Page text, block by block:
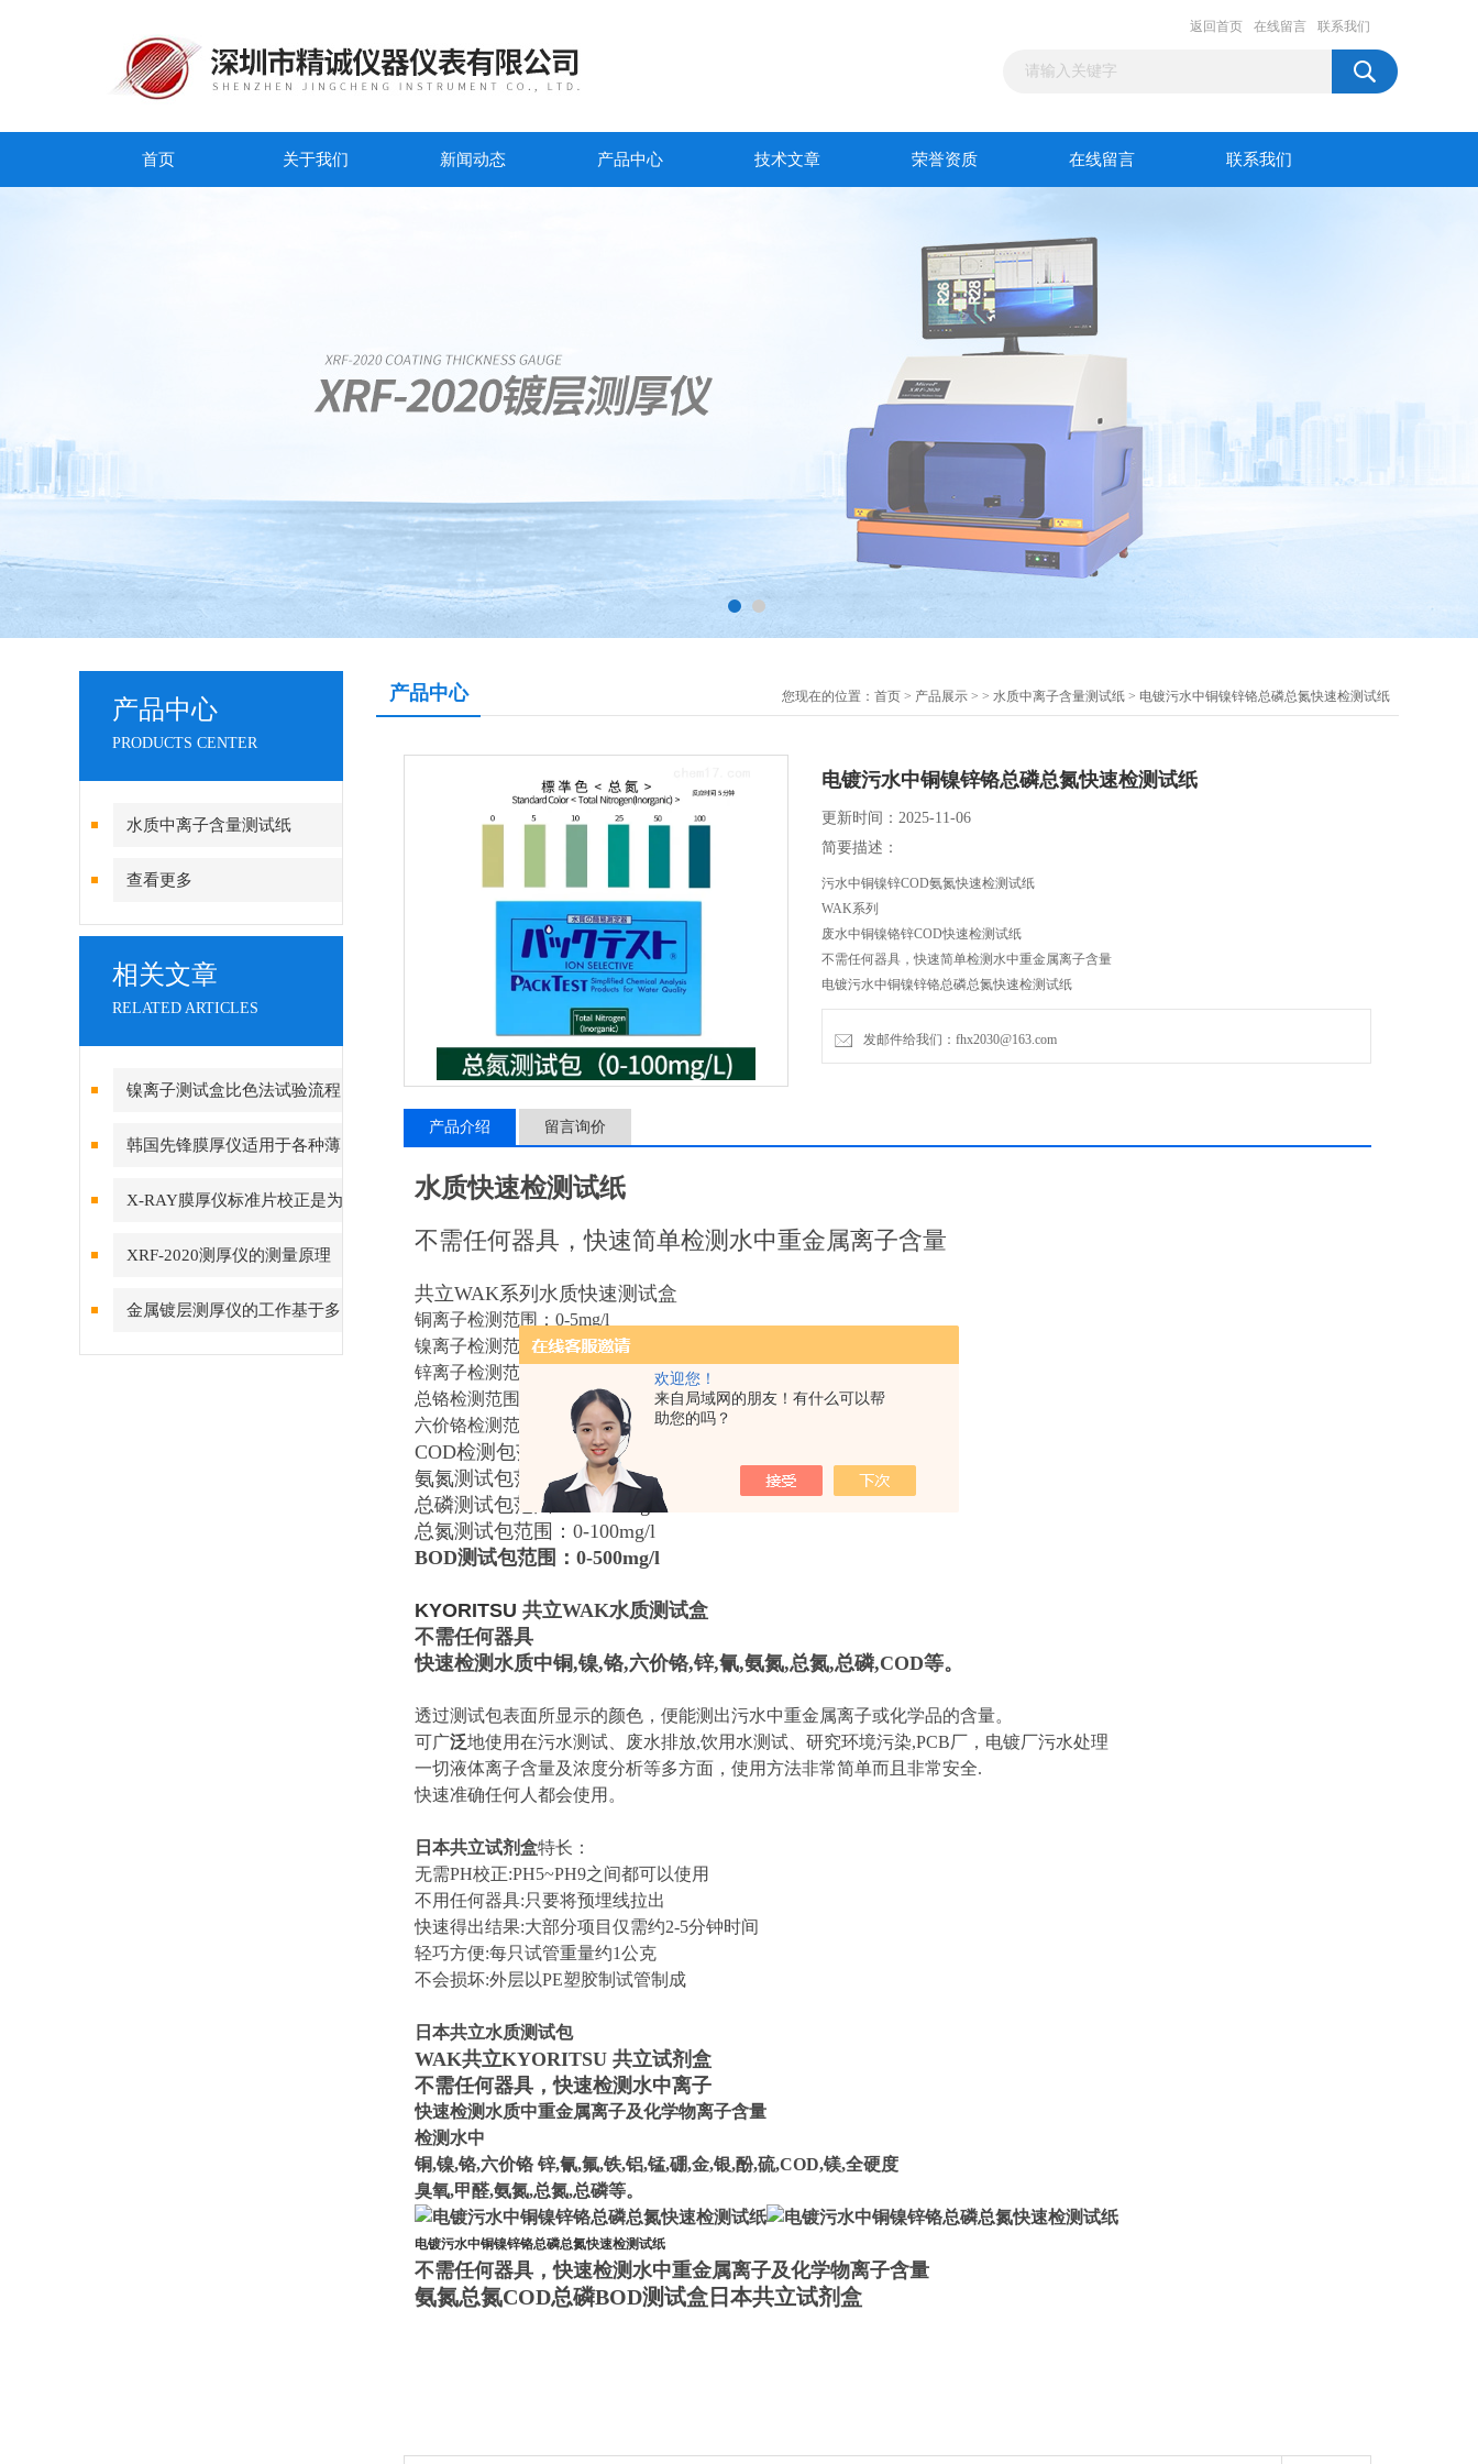
欢迎您！
来自局域网的朋友！有什么可以帮
助您的吗？
返回首页 在线留言 联系我们
首页 关于我们 新闻动态 产品中心 技术文章 荣誉资质 在线留言 联系我们
产品中心
PRODUCTS CENTER
水质中离子含量测试纸
查看更多
相关文章
RELATED ARTICLES
镍离子测试盒比色法试验流程
韩国先锋膜厚仪适用于各种薄
膜材料的测量
X-RAY膜厚仪标准片校正是为
XRF-2020测厚仪的测量原理
基于荧光X射线技术
金属镀层测厚仪的工作基于多
种物理或化学原理
产品中心 您现在的位置： 首页 > 产品展示 > > 水质中离子含量测试纸 > 电镀污水中铜镍锌铬总磷总氮快速检测试纸
电镀污水中铜镍锌铬总磷总氮快速检测试纸
更新时间：2025-11-06
简要描述：
污水中铜镍锌COD氨氮快速检测试纸
WAK系列
废水中铜镍铬锌COD快速检测试纸
不需任何器具，快速简单检测水中重金属离子含量
电镀污水中铜镍锌铬总磷总氮快速检测试纸
发邮件给我们：fhx2030@163.com
产品介绍 留言询价
水质快速检测试纸
不需任何器具，快速简单检测水中重金属离子含量
共立WAK系列水质快速测试盒
铜离子检测范围：0-5mg/l
镍离子检测范围：0.3-10mg/l
锌离子检测范围：0-5mg/l
总铬检测范围：0.5-20mg/l
六价铬检测范围：0.05-2mg/l
COD检测包范围：0-100或0-250mg/l
氨氮测试包范围：0.2-10或0-20mg/l
总磷测试包范围
：0.2-10mg/l
总氮测试包范围：0-100mg/l
BOD测试包范围：0-500mg/l
KYORITSU 共立WAK水质测试盒
不需任何器具
快速检测水质中铜,镍,铬,六价铬,锌,氰,氨氮,总氮,总磷,COD等。
透过测试包表面所显示的颜色，便能测出污水中重金属离子或化学品的含量。
可广泛地使用在污水测试、废水排放,饮用水测试、研究环境污染,PCB厂，电镀厂污水处理
一切液体离子含量及浓度分析等多方面，使用方法非常简单而且非常安全.
快速准确任何人都会使用。
日本共立试剂盒特长：
无需PH校正:PH5~PH9之间都可以使用
不用任何器具:只要将预埋线拉出
快速得出结果:大部分项目仅需约2-5分钟时间
轻巧方便:每只试管重量约1公克
不会损坏:外层以PE塑胶制试管制成
日本共立水质测试包
WAK共立KYORITSU 共立试剂盒
不需任何器具，快速检测水中离子
快速检测水质中重金属离子及化学物离子含量
检测水中
铜,镍,铬,六价铬 锌,氰,氟,铁,铝,锰,硼,金,银,酚,硫,COD,镁,全硬度
臭氧,甲醛,氨氮,总氮,总磷等。
电镀污水中铜镍锌铬总磷总氮快速检测试纸
不需任何器具，快速检测水中重金属离子及化学物离子含量
氨氮总氮COD总磷BOD测试盒日本共立试剂盒